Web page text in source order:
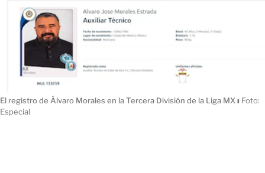
El registro de Álvaro Morales en la Tercera División de la Liga MX ı Foto:
Especial